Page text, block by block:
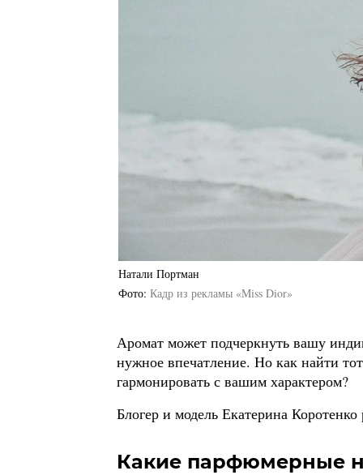
Натали Портман
Фото Кадр из рекламы «Miss Dior»
Аромат может подчеркнуть вашу
нужное впечатление. Но как найти
гармонировать с вашим характером?
Блогер и модель Екатерина
Какие парфюмерные